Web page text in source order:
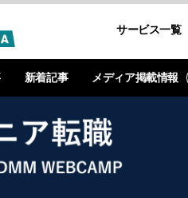
サービス一覧
転職コース
新着記事 メディア掲載情報